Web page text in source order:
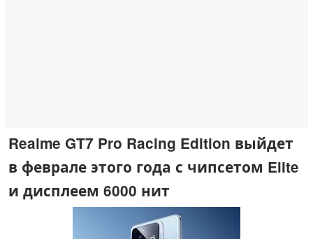
Realme GT7 Pro Racing Edition выйдет
в феврале этого года с чипсетом Elite
и дисплеем 6000 нит